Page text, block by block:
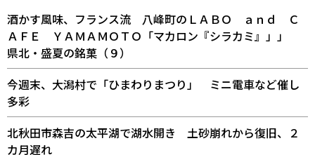
酒かす風味、フランス流 八峰町のＬＡＢＯ ａｎｄ Ｃ
ＡＦＥ ＹＡＭＡＭＯＴＯ「マカロン『シラカミ』」」
県北・盛夏の銘菓（９）
今週末、大潟村で「ひまわりまつり」 ミニ電車など催し
多彩
北秋田市森吉の太平湖で湖水開き 土砂崩れから復旧、２
カ月遅れ